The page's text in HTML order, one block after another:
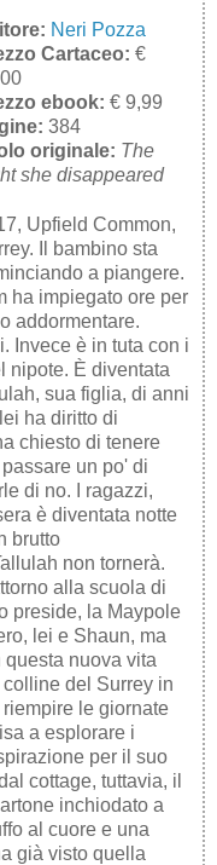
Neri Pozza
Cartaceo: €
ebook: € 9,99
384
originale: The
she disappeared
Upfield Common,
Il bambino sta
a piangere.
ha impiegato ore per
addormentare.
Invece è in tuta con i
nipote. È diventata
sua figlia, di anni
ha diritto di
chiesto di tenere
un po' di
di no. I ragazzi,
è diventata notte
brutto
non tornerà.
alla scuola di
preside, la Maypole
lei e Shaun, ma
nuova vita
del Surrey in
le giornate
a esplorare i
per il suo
cottage, tuttavia, il
inchiodato a
al cuore e una
già visto quella